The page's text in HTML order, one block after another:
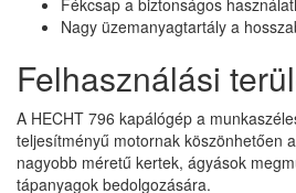
Nagy üzemanyagtartály a
Felhasználási
A HECHT 796 kapálógép a
teljesítményű motornak köszönhetően
nagyobb méretű kertek, ágyások
tápanyagok bedolgozására.